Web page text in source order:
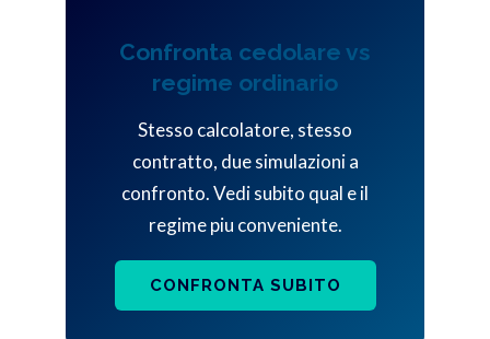
Confronta cedolare vs
regime ordinario
Stesso calcolatore, stesso
contratto, due simulazioni a
confronto. Vedi subito qual e il
regime piu conveniente.
CONFRONTA SUBITO